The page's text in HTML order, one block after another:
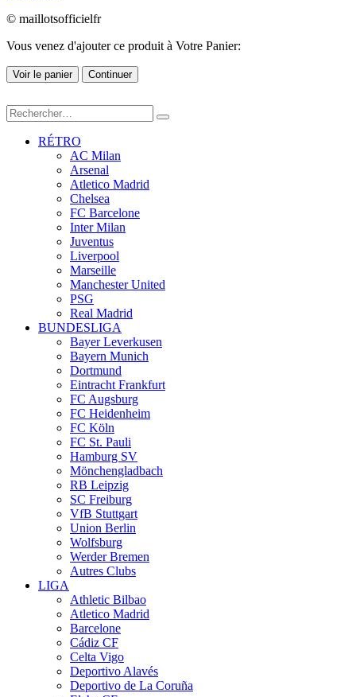
© maillotsofficielfr
Vous venez d'ajouter ce produit à Votre Panier:
Voir le panier Continuer
RÉTRO
AC Milan
Arsenal
Atletico Madrid
Chelsea
FC Barcelone
Inter Milan
Juventus
Liverpool
Marseille
Manchester United
PSG
Real Madrid
BUNDESLIGA
Bayer Leverkusen
Bayern Munich
Dortmund
Eintracht Frankfurt
FC Augsburg
FC Heidenheim
FC Köln
FC St. Pauli
Hamburg SV
Mönchengladbach
RB Leipzig
SC Freiburg
VfB Stuttgart
Union Berlin
Wolfsburg
Werder Bremen
Autres Clubs
LIGA
Athletic Bilbao
Atletico Madrid
Barcelone
Cádiz CF
Celta Vigo
Deportivo Alavés
Deportivo de La Coruña